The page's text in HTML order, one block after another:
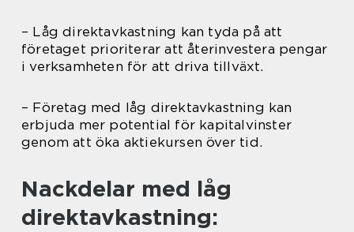
– Låg direktavkastning kan tyda på att
företaget prioriterar att återinvestera pengar
i verksamheten för att driva tillväxt.
– Företag med låg direktavkastning kan
erbjuda mer potential för kapitalvinster
genom att öka aktiekursen över tid.
Nackdelar med låg
direktavkastning: